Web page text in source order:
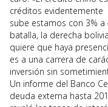
créditos evidentemente
sube estamos con 3% a
batalla, la derecha
quiere que haya
es a una carrera de
inversión sin
Un informe del Banco
deuda externa hasta